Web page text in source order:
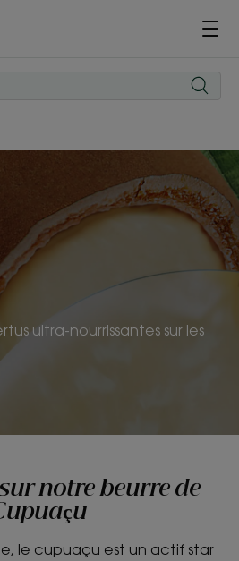
ultra-nourrissantes sur les
notre beurre de
le cupuaçu est un actif star